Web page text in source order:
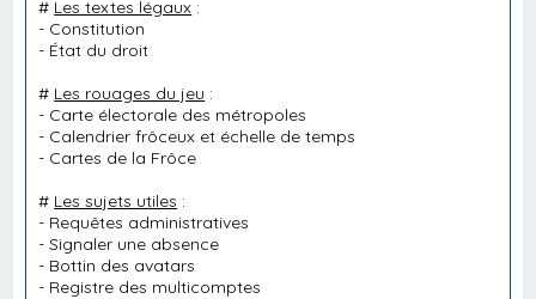
# Les textes légaux :
- Constitution
- État du droit
# Les rouages du jeu :
- Carte électorale des métropoles
- Calendrier frôceux et échelle de temps
- Cartes de la Frôce
# Les sujets utiles :
- Requêtes administratives
-Signaler une absence
- Bottin des avatars
- Registre des multicomptes